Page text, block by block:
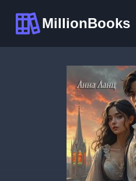
содержимому
MillionBooks